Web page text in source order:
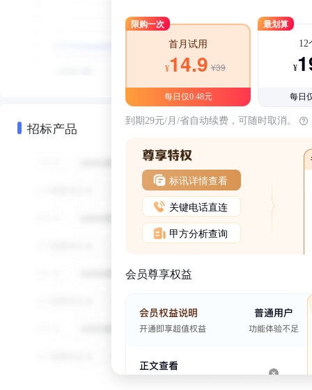
招标产品
限购一次
首月试用
¥14.9 ¥39
每日仅0.48元
最划算
12
¥
每日
到期29元/月/省自动续费，可随时取消。
标讯详情查看
关键电话直连
甲方分析查询
会员尊享权益